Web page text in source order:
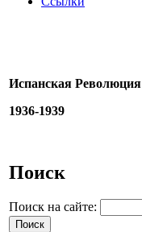
Испанская Революция
1936-1939
Поиск
Поиск на сайте: